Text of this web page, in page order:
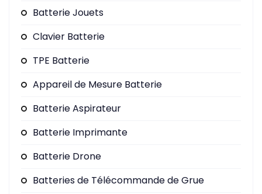
Batterie Jouets
Clavier Batterie
TPE Batterie
Appareil de Mesure Batterie
Batterie Aspirateur
Batterie Imprimante
Batterie Drone
Batteries de Télécommande de Grue